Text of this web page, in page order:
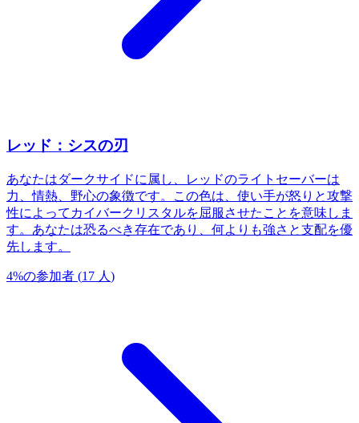
レッド：シスの刃
あなたはダークサイドに属し、レッドのライトセーバーは
力、情熱、野心の象徴です。この色は、使い手が怒りと攻撃
性によってカイバークリスタルを屈服させたことを意味しま
す。あなたは恐るべき存在であり、何よりも強さと支配を優
先します。
4%の参加者 (17 人 )